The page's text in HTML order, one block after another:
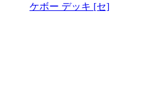
ケボー デッキ [セ]